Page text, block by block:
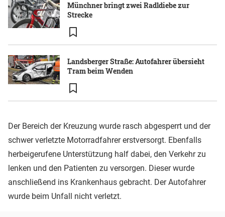
Münchner bringt zwei Radldiebe zur
Strecke
Landsberger Straße: Autofahrer übersieht
Tram beim Wenden
Der Bereich der Kreuzung wurde rasch abgesperrt und der
schwer verletzte Motorradfahrer erstversorgt. Ebenfalls
herbeigerufene Unterstützung half dabei, den Verkehr zu
lenken und den Patienten zu versorgen. Dieser wurde
anschließend ins Krankenhaus gebracht. Der Autofahrer
wurde beim Unfall nicht verletzt.